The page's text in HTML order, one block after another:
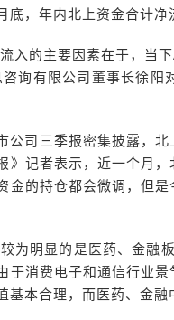
底，年内北上资金合计净
入的主要因素在于，当
询有限公司董事长徐
公司三季报密集披露，
》记者表示，近一个月
金的持仓都会微调，但
为明显的是医药、金融
于消费电子和通信行业
基本合理，而医药、金融